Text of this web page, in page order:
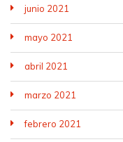
junio 2021
mayo 2021
abril 2021
marzo 2021
febrero 2021